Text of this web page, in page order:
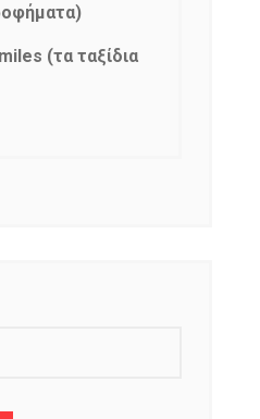
(τα ταξίδια